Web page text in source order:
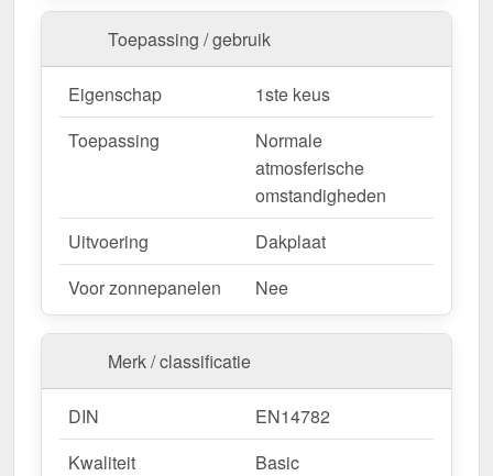
deze te zagen.
Bestel nu Felsplaat 33/500-LE | Dak | Anti-Drup
1000 g/m² – Snelle levering & met 10 jaar
garantie!
Duurzaam, weerbestendig, op maat gemaakt - bestel
nu en profiteer van een snelle levering!
Toepassing / gebruik
Eigenschap
1ste keus
Toepassing
Normale
atmosferische
omstandigheden
Uitvoering
Dakplaat
Voor zonnepanelen
Nee
Merk / classificatie
DIN
EN14782
Kwaliteit
Basic